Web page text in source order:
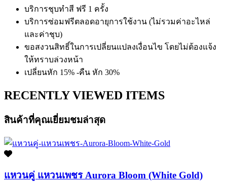
บริการชุบทำสี ฟรี 1 ครั้ง
บริการซ่อมฟรีตลอดอายุการใช้งาน (ไม่รวมค่าอะไหล่
และค่าชุบ)
ขอสงวนสิทธิ์ในการเปลี่ยนแปลงเงื่อนไข โดยไม่ต้องแจ้ง
ให้ทราบล่วงหน้า
เปลี่ยนหัก 15% -คืน หัก 30%
RECENTLY VIEWED ITEMS
สินค้าที่คุณเยี่ยมชมล่าสุด
แหวนคู่ แหวนเพชร Aurora Bloom (White Gold)